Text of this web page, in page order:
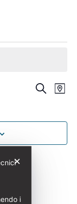
Eventi
viste
Cerca
Mappa
✕
i